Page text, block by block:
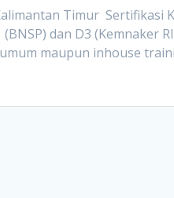
Timur Sertifikasi
dan D3 (Kemnaker
maupun inhouse